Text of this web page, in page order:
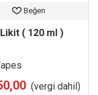
edebilirsiniz.
Beğen
( 120 ml )
(vergi dahil)